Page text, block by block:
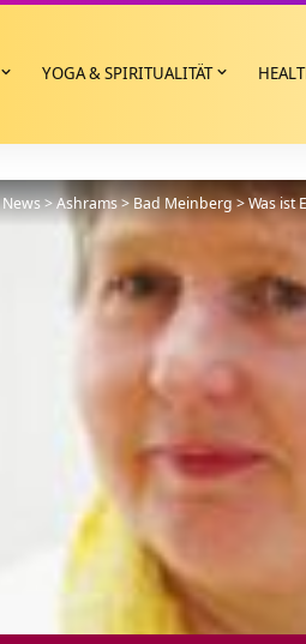
YOGA & SPIRITUALITÄT
News>Ashrams>Bad Meinberg>Was ist